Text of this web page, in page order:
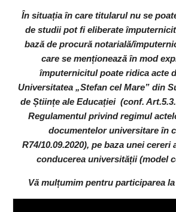
În situația în care titularul nu se
de studii pot fi eliberate
bază de procură notarială/
care se menționează în mod
împuternicitul poate ridica acte
Universitatea „Stefan cel Mare” din
de Științe ale Educației (conf.
Regulamentul privind regimul
documentelor universitare în
R74/10.09.2020), pe baza unei cereri
conducerea universității (model
Vă mulțumim pentru participarea